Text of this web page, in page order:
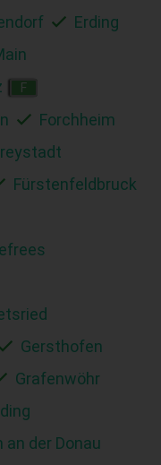
Erding
F
Forchheim
Fürstenfeldbruck
Gersthofen
Grafenwöhr
an der Donau